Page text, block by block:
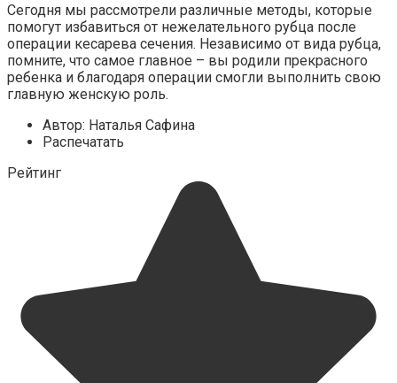
Сегодня мы рассмотрели различные методы, которые
помогут избавиться от нежелательного рубца после
операции кесарева сечения. Независимо от вида рубца,
помните, что самое главное – вы родили прекрасного
ребенка и благодаря операции смогли выполнить свою
главную женскую роль.
Автор: Наталья Сафина
Распечатать
Рейтинг